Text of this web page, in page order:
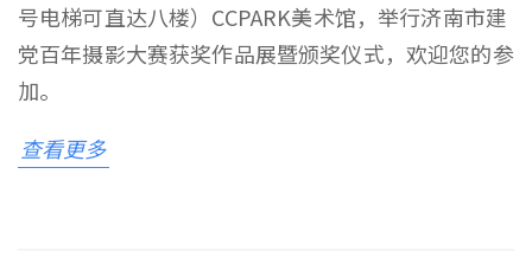
号电梯可直达八楼）CCPARK美术馆，举行济南市建
党百年摄影大赛获奖作品展暨颁奖仪式，欢迎您的参
加。
查看更多